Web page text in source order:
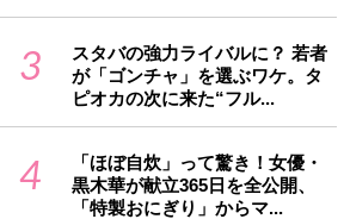
3
スタバの強力ライバルに？ 若者
が「ゴンチャ」を選ぶワケ。タ
ピオカの次に来た“フル...
4
「ほぼ自炊」って驚き！女優・
黒木華が献立365日を全公開、
「特製おにぎり」からマ...